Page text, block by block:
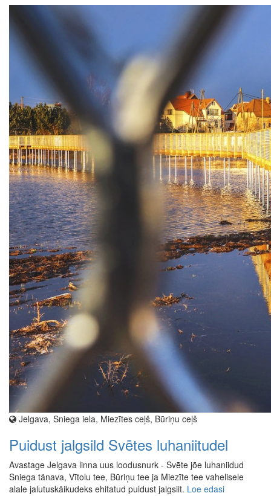
Jelgava, Sniega iela, Miezītes ceļš, Būriņu ceļš
Puidust jalgsild Svētes luhaniitudel
Avastage Jelgava linna uus loodusnurk - Svēte jõe luhaniidud
Sniega tänava, Vītolu tee, Būriņu tee ja Miezīte tee vahelisele
alale jalutuskäikudeks ehitatud puidust jalgsiit. Loe edasi